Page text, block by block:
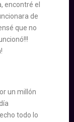
encontré el
de
que no
un millón
todo lo